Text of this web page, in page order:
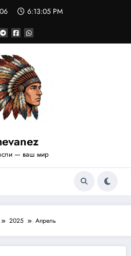
6:13:06 PM
— ваш мир
2025 Апрель